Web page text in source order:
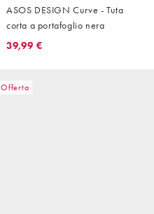
ASOS DESIGN Curve - Tuta
corta a portafoglio nera
39,99 €
Offerta